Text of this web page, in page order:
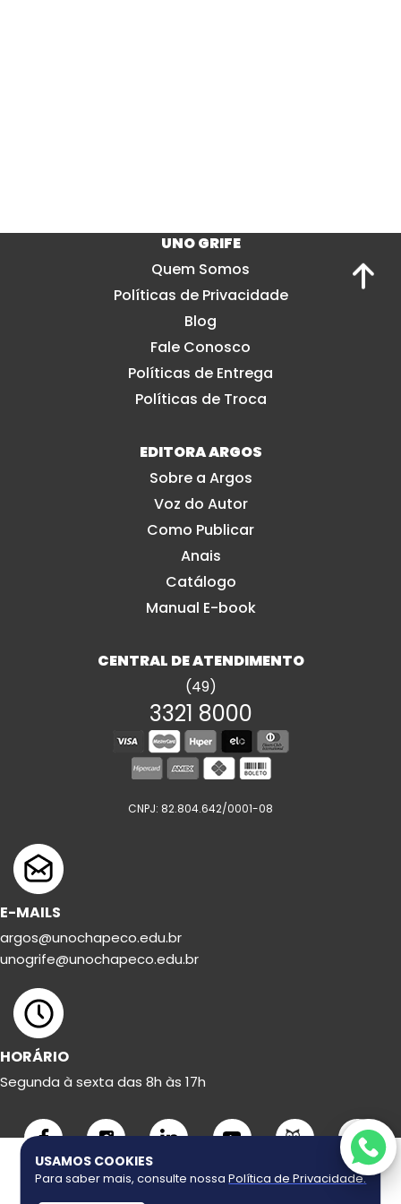
USAMOS COOKIES
Para saber mais, consulte nossaPolítica de Privacidade.
UNO GRIFE
Quem Somos
Políticas de Privacidade
Blog
Fale Conosco
Políticas de Entrega
Políticas de Troca
EDITORA ARGOS
Sobre a Argos
Voz do Autor
Como Publicar
Anais
Catálogo
Manual E-book
CENTRAL DE ATENDIMENTO
(49)
3321 8000
CNPJ: 82.804.642/0001-08
E-MAILS
argos@unochapeco.edu.br
unogrife@unochapeco.edu.br
HORÁRIO
Segunda à sexta das 8h às 17h
Copyright ©2026Uno Grife. Todos os direitos reservados.